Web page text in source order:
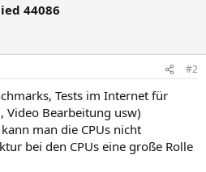
44086
#2
Tests im Internet für
Video Bearbeitung usw)
man die CPUs nicht
bei den CPUs eine große Rolle